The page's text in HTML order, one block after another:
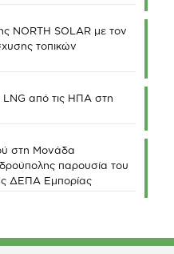
NORTH SOLAR με τον
τοπικών
από τις ΗΠΑ στη
στη Μονάδα
παρουσία του
ΔΕΠΑ Εμπορίας